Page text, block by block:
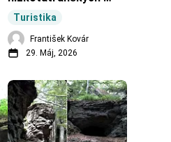
Turistika
František Kovár
29. Máj, 2026